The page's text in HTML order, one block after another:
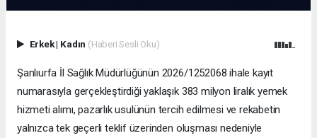
Erkek| Kadın (Haberi Sesli Oku)
Şanlıurfa İl Sağlık Müdürlüğünün 2026/1252068 ihale kayıt
numarasıyla gerçekleştirdiği yaklaşık 383 milyon liralık yemek
hizmeti alımı, pazarlık usulünün tercih edilmesi ve rekabetin
yalnızca tek geçerli teklif üzerinden oluşması nedeniyle